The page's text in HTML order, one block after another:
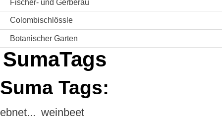
Fischer- und Gerberau
Colombischlössle
Botanischer Garten
SumaTags
Suma Tags:
ebnet... weinbeet